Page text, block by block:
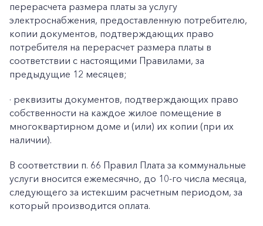
перерасчета размера платы за услугу
электроснабжения, предоставленную потребителю,
копии документов, подтверждающих право
потребителя на перерасчет размера платы в
соответствии с настоящими Правилами, за
предыдущие 12 месяцев;
· реквизиты документов, подтверждающих право
собственности на каждое жилое помещение в
многоквартирном доме и (или) их копии (при их
наличии).
В соответствии п. 66 Правил Плата за коммунальные
услуги вносится ежемесячно, до 10-го числа месяца,
следующего за истекшим расчетным периодом, за
который производится оплата.